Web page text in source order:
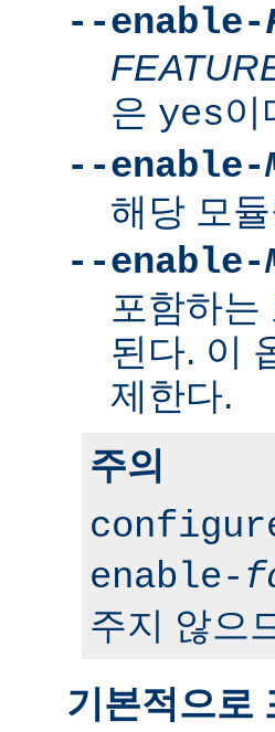
--enable-
은 yes이
--enable-
해당 모
--enable-
포함하는
된다. 이
제한다.
주의
enable-
주지 않으
기본적으로